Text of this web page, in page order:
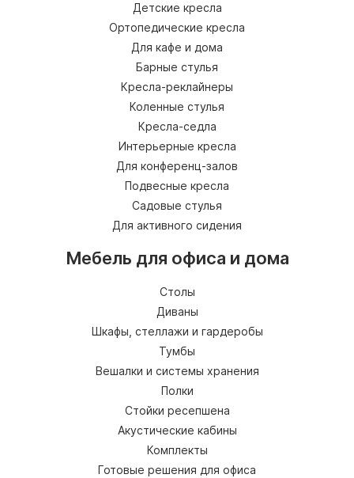
Детские кресла
Ортопедические кресла
Для кафе и дома
Барные стулья
Кресла-реклайнеры
Коленные стулья
Кресла-седла
Интерьерные кресла
Для конференц-залов
Подвесные кресла
Садовые стулья
Для активного сидения
Мебель для офиса и дома
Столы
Диваны
Шкафы, стеллажи и гардеробы
Тумбы
Вешалки и системы хранения
Полки
Стойки ресепшена
Акустические кабины
Комплекты
Готовые решения для офиса